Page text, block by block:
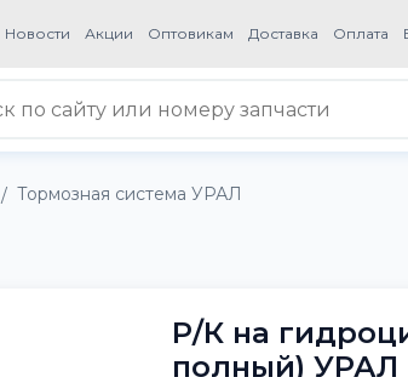
Новости Акции Оптовикам Доставка Оплата
/ Тормозная система УРАЛ
Р/К на
полный) УРАЛ